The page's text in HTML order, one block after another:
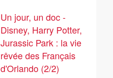
Un jour, un doc -
Disney, Harry Potter,
Jurassic Park : la vie
rêvée des Français
d'Orlando (2/2)